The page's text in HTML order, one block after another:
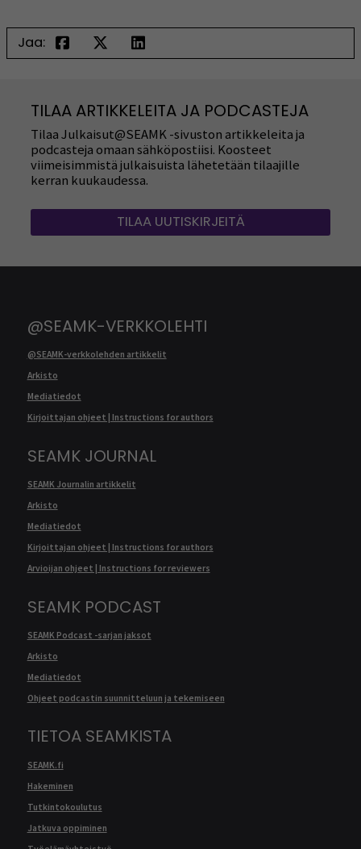
Jaa:
TILAA ARTIKKELEITA JA PODCASTEJA
Tilaa Julkaisut@SEAMK -sivuston artikkeleita ja
podcasteja omaan sähköpostiisi. Koosteet
viimeisimmistä julkaisuista lähetetään tilaajille
kerran kuukaudessa.
TILAA UUTISKIRJEITÄ
@SEAMK-VERKKOLEHTI
@SEAMK-verkkolehden artikkelit
Arkisto
Mediatiedot
Kirjoittajan ohjeet | Instructions for authors
SEAMK JOURNAL
SEAMK Journalin artikkelit
Arkisto
Mediatiedot
Kirjoittajan ohjeet | Instructions for authors
Arvioijan ohjeet | Instructions for reviewers
SEAMK PODCAST
SEAMK Podcast -sarjan jaksot
Arkisto
Mediatiedot
Ohjeet podcastin suunnitteluun ja tekemiseen
TIETOA SEAMKISTA
SEAMK.fi
Hakeminen
Tutkintokoulutus
Jatkuva oppiminen